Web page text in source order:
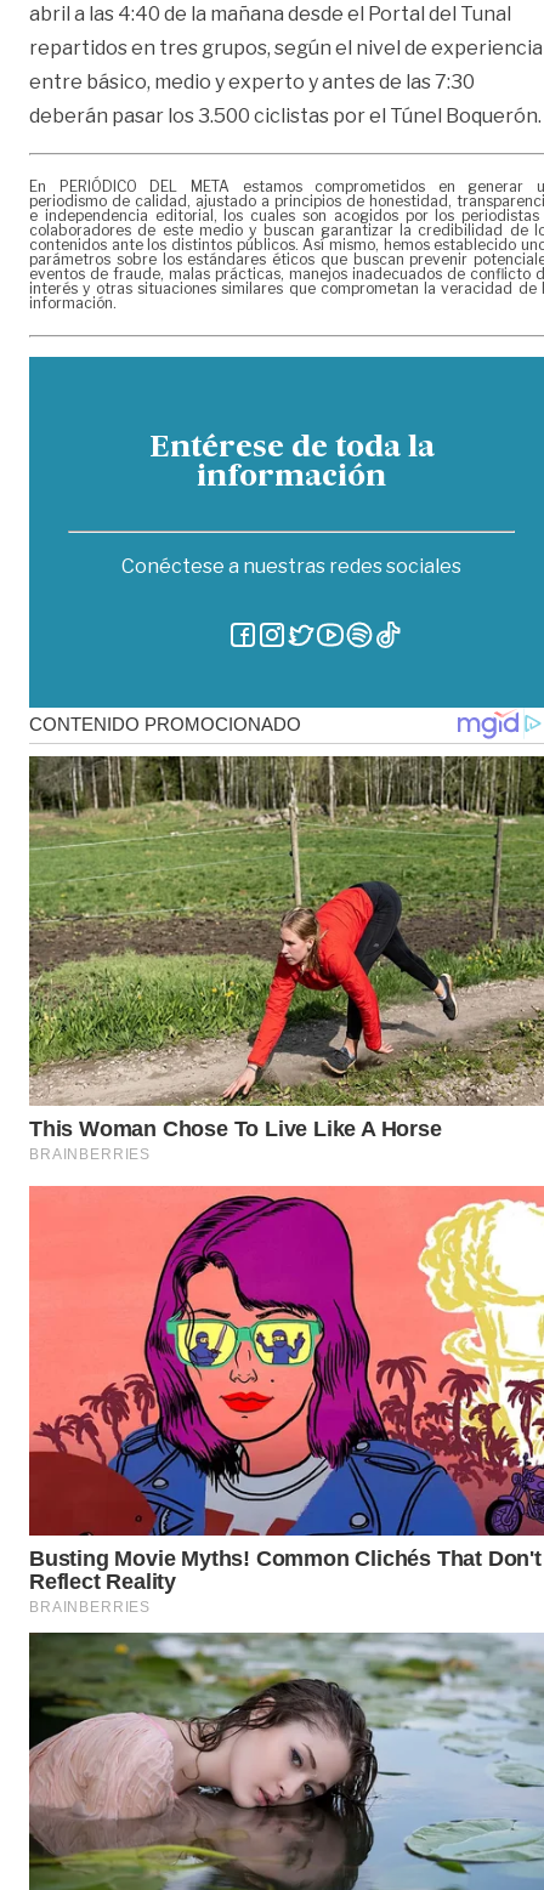
abril a las 4:40 de la mañana desde el Portal del Tunal
repartidos en tres grupos, según el nivel de experiencia
entre básico, medio y experto y antes de las 7:30
deberán pasar los 3.500 ciclistas por el Túnel Boquerón.
En PERIÓDICO DEL META estamos comprometidos en generar
periodismo de calidad, ajustado a principios de honestidad,
e independencia editorial, los cuales son acogidos por los periodistas
colaboradores de este medio y buscan garantizar la credibilidad de
contenidos ante los distintos públicos. Así mismo, hemos establecido
parámetros sobre los estándares éticos que buscan prevenir
eventos de fraude, malas prácticas, manejos inadecuados de conflicto
interés y otras situaciones similares que comprometan la veracidad de
información.
Entérese de toda la
información
Conéctese a nuestras redes sociales